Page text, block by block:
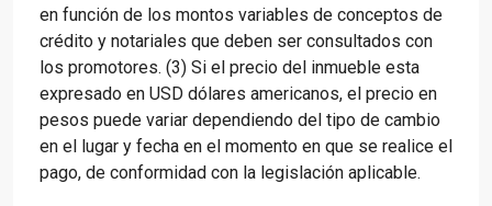
en función de los montos variables de conceptos de
crédito y notariales que deben ser consultados con
los promotores. (3) Si el precio del inmueble esta
expresado en USD dólares americanos, el precio en
pesos puede variar dependiendo del tipo de cambio
en el lugar y fecha en el momento en que se realice el
pago, de conformidad con la legislación aplicable.